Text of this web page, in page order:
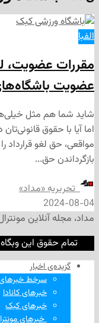
لغو
مثل خیلی‌های دیگر،
قانونی‌تان در این
قرارداد را دارید؟ و
«مداد»
مونترال
این وبگاه برای
اخبار
سرخط خبرهای صبحگاهی
خبرهای کانادا
خبرهای کبک
‌ خبرهای مونترال